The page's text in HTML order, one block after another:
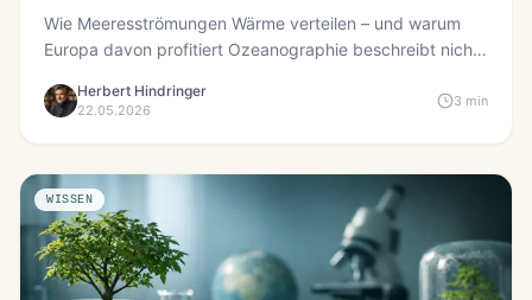
Wie Meeresströmungen Wärme verteilen – und warum
Europa davon profitiert Ozeanographie beschreibt nicht
Herbert Hindringer
22.05.2026
3 min
WISSEN